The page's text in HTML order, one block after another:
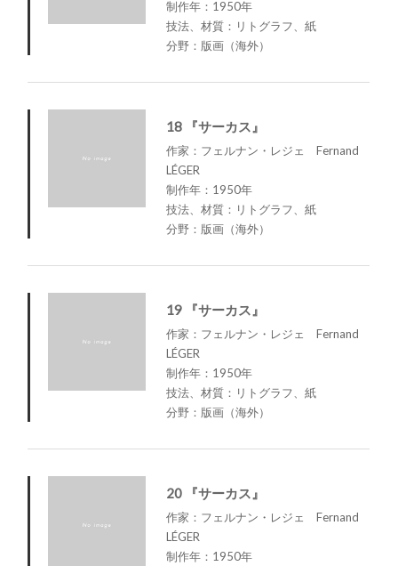
制作年：1950年
技法、材質：リトグラフ、紙
分野：版画（海外）
18 『サーカス』
作家：フェルナン・レジェ Fernand
LÉGER
制作年：1950年
技法、材質：リトグラフ、紙
分野：版画（海外）
19 『サーカス』
作家：フェルナン・レジェ Fernand
LÉGER
制作年：1950年
技法、材質：リトグラフ、紙
分野：版画（海外）
20 『サーカス』
作家：フェルナン・レジェ Fernand
LÉGER
制作年：1950年